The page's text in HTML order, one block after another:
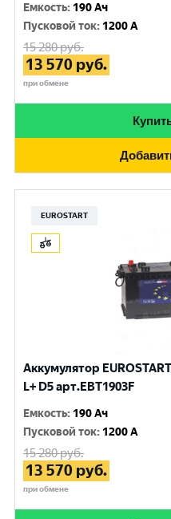
Емкость: 190 Ач
Пусковой ток: 1200 A
15 280руб.
13 570 руб.
при обмене
EUROSTART
Аккумулятор
L+ D5 арт.EBT1903F
Емкость: 190 Ач
Пусковой ток: 1200 A
15 280руб.
13 570 руб.
при обмене